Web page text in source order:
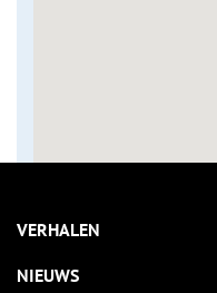
VERHALEN
NIEUWS